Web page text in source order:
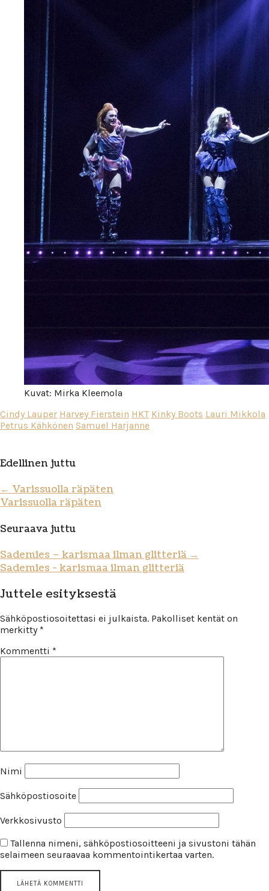
Kuvat: Mirka Kleemola
Cindy Lauper Harvey Fierstein HKT Kinky Boots Lauri Mikkola
Petrus Kähkönen Samuel Harjanne
Edellinen juttu
← Varissuolla räpäten
Varissuolla räpäten
Seuraava juttu
Sademies – karismaa ilman glitteriä →
Sademies - karismaa ilman glitteriä
Juttele esityksestä
Sähköpostiosoitettasi ei julkaista. Pakolliset kentät on
merkitty *
Kommentti *
Nimi
Sähköpostiosoite
Verkkosivusto
Tallenna nimeni, sähköpostiosoitteeni ja sivustoni tähän
selaimeen seuraavaa kommentointikertaa varten.